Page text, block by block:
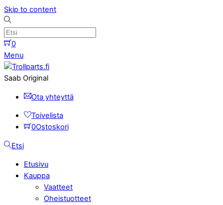
Skip to content
0
Menu
Saab Original
Ota yhteyttä
Toivelista
0Ostoskori
Etsi
Etusivu
Kauppa
Vaatteet
Oheistuotteet